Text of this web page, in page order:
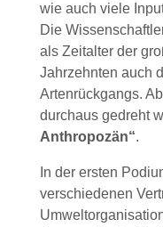
wie auch viele
Die
als Zeitalter der
Jahrzehnten auch
Artenrückgangs.
durchaus gedreht
Anthropozän“.
In der ersten
verschiedenen